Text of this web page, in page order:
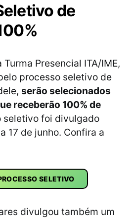
de
Presencial ITA/IME,
processo seletivo de
serão selecionados
receberão 100% de
seletivo foi divulgado
17 de junho. Confira a
SELETIVO
divulgou também um